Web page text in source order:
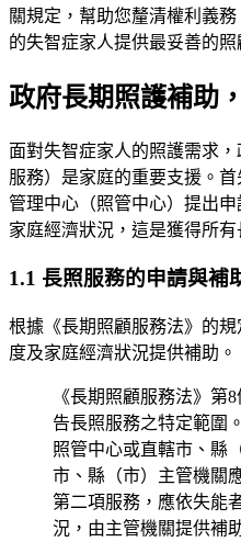
關規定，幫助您釐清權利義
的失智症家人提供最妥善的照
政府長期照護補助
面對失智症家人的照護需求
服務）是家庭的重要支援。
管理中心（照管中心）提出
家庭經濟狀況，這是獲得所
1.1 長照服務的申請與補
根據《長期照顧服務法》的
度及家庭經濟狀況提供補助。
《長期照顧服務法》第
告長照服務之特定範圍
照管中心或直轄市、縣
市、縣（市）主管機關
第二項服務，應依失能
況，由主管機關提供補